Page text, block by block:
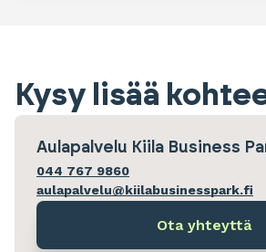
Kysy lisää
Aulapalvelu Kiila Business
044 767 9860
aulapalvelu@kiilabusinesspark.fi
Ota yhteyttä